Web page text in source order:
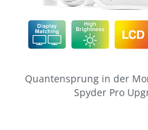
Quantensprung in der
Spyder Pro